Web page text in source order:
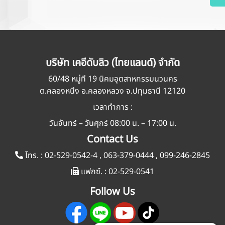
บริษัท เคอีดับลิว (ไทยแลนด์) จำกัด
60/48 หมู่ที่ 19 นิคมอุตสาหกรรมนวนคร
ต.คลองหนึ่ง อ.คลองหลวง จ.ปทุมธานี 12120
เวลาทำการ :
วันจันทร์ – วันศุกร์ 08:00 น. – 17:00 น.
Contact Us
โทร. : 02-529-0542-4 , 063-379-0444 , 099-246-2845
แฟกซ์. : 02-529-0541
Follow Us